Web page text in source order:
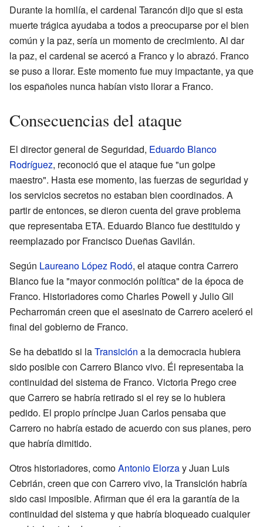
Durante la homilía, el cardenal Tarancón dijo que si esta
muerte trágica ayudaba a todos a preocuparse por el bien
común y la paz, sería un momento de crecimiento. Al dar
la paz, el cardenal se acercó a Franco y lo abrazó. Franco
se puso a llorar. Este momento fue muy impactante, ya que
los españoles nunca habían visto llorar a Franco.
Consecuencias del ataque
El director general de Seguridad, Eduardo Blanco
Rodríguez, reconoció que el ataque fue "un golpe
maestro". Hasta ese momento, las fuerzas de seguridad y
los servicios secretos no estaban bien coordinados. A
partir de entonces, se dieron cuenta del grave problema
que representaba ETA. Eduardo Blanco fue destituido y
reemplazado por Francisco Dueñas Gavilán.
Según Laureano López Rodó, el ataque contra Carrero
Blanco fue la "mayor conmoción política" de la época de
Franco. Historiadores como Charles Powell y Julio Gil
Pecharromán creen que el asesinato de Carrero aceleró el
final del gobierno de Franco.
Se ha debatido si laTransición a la democracia hubiera
sido posible con Carrero Blanco vivo. Él representaba la
continuidad del sistema de Franco. Victoria Prego cree
que Carrero se habría retirado si el rey se lo hubiera
pedido. El propio príncipe Juan Carlos pensaba que
Carrero no habría estado de acuerdo con sus planes, pero
que habría dimitido.
Otros historiadores, comoAntonio Elorzay Juan Luis
Cebrián, creen que con Carrero vivo, la Transición habría
sido casi imposible. Afirman que él era la garantía de la
continuidad del sistema y que habría bloqueado cualquier